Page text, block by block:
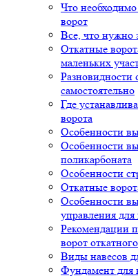
Что
ворот
Все, что нужно
Откатные
маленьких
Разновидности
самостоятельно
Где
ворота
Особенности
Особенности
поликарбоната
Особенности
Откатные
Особенности
управления для
Рекомендации
ворот
Виды навесов
Фундамент для